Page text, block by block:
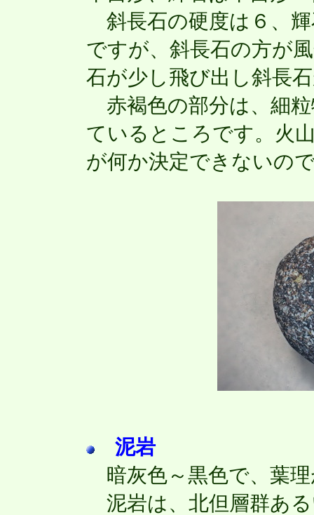
斜長石の硬度は６、
ですが、斜長石の方が
石が少し飛び出し斜長
赤褐色の部分は、細
ているところです。火
が何か決定できないの
泥岩
暗灰色～黒色で、葉
泥岩は、北但層群あ